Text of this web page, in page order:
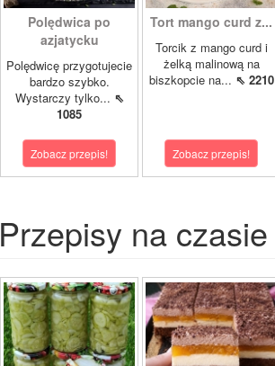
Polędwica po
azjatycku
Polędwicę przygotujecie
bardzo szybko.
Wystarczy tylko... ⇖
1085
Zobacz przepis!
Tort mango curd z...
Torcik z mango curd i
żelką malinową na
biszkopcie na... ⇖ 2210
Zobacz przepis!
Przepisy na czasie